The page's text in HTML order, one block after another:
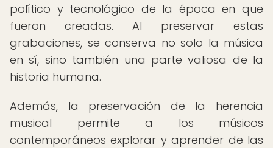
político y tecnológico de la época en que
fueron creadas. Al preservar estas
grabaciones, se conserva no solo la música
en sí, sino también una parte valiosa de la
historia humana.
Además, la preservación de la herencia
musical permite a los músicos
contemporáneos explorar y aprender de las